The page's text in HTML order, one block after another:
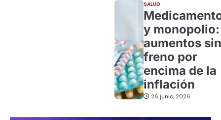
SALUD
y monopolio:
aumentos sin
freno por
encima de la
inflación
26 junio, 2026